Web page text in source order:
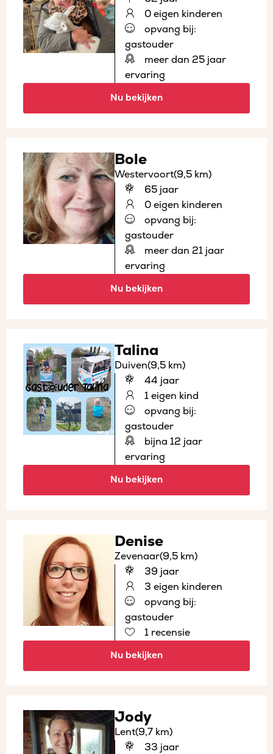
0 eigen kinderen
opvang bij:
gastouder
meer dan 25 jaar
ervaring
Nu bekijken
Bole
Westervoort(9,5 km)
65 jaar
0 eigen kinderen
opvang bij:
gastouder
meer dan 21 jaar
ervaring
Nu bekijken
Talina
Duiven(9,5 km)
44 jaar
1 eigen kind
opvang bij:
gastouder
bijna 12 jaar
ervaring
Nu bekijken
Denise
Zevenaar(9,5 km)
39 jaar
3 eigen kinderen
opvang bij:
gastouder
1 recensie
Nu bekijken
Jody
Lent(9,7 km)
33 jaar